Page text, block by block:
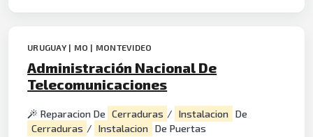
URUGUAY | MO | MONTEVIDEO
Administración Nacional De
Telecomunicaciones
Reparacion De Cerraduras / Instalacion De
Cerraduras / Instalacion De Puertas